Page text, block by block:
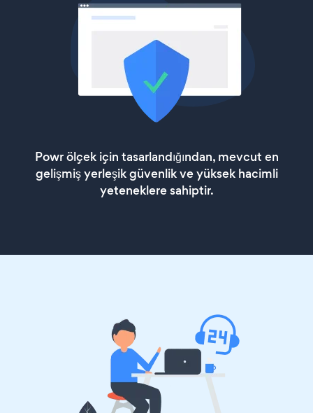
Powr ölçek için tasarlandığından, mevcut en
gelişmiş yerleşik güvenlik ve yüksek hacimli
yeteneklere sahiptir.